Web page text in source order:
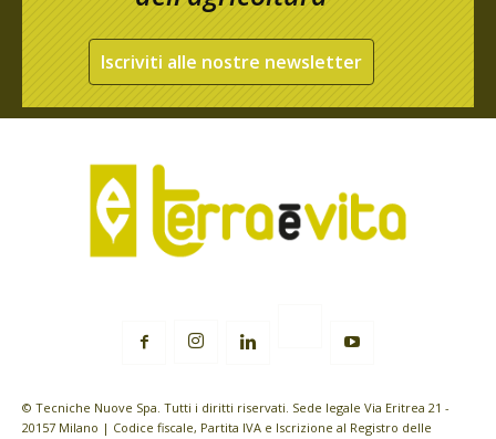
Iscriviti alle nostre newsletter
© Tecniche Nuove Spa. Tutti i diritti riservati. Sede legale Via Eritrea 21 -
20157 Milano | Codice fiscale, Partita IVA e Iscrizione al Registro delle